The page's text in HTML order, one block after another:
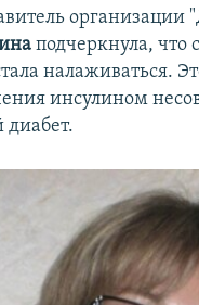
подчеркнула, что
налаживаться.
инсулином
диабет.